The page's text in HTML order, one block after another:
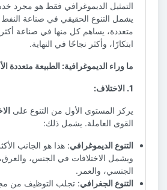
التمثيل الديموغرافي فقط هو مجرد
يشمل التنوع الحقيقي في صناعة النفط
متعددة، يساهم كل منها في صناعة أكثر
ابتكارًا، وأكثر نجاحًا في النهاية.
ما وراء الديموغرافية: الطبيعة متعددة
1. الاختلاف:
يركز المستوى الأول من التنوع على
القوى العاملة. يشمل ذلك:
التنوع الديموغرافي: هذا هو الجانب
ويشمل الاختلافات في الجنس، والعرق،
الجنسي، والعمر.
التنوع الجغرافي: تجلب التوظيف من